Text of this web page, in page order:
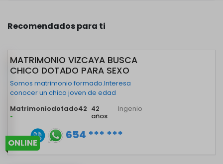
Recomendados para ti
ONLINE
MATRIMONIO VIZCAYA BUSCA
CHICO DOTADO PARA SEXO
Somos matrimonio formado.Interesa
conocer un chico joven de edad
Matrimoniodotado42
•
42
años
Ingenio
654 *** ***